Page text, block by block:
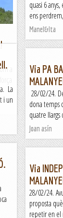
Bloc
a
quasi 6
ens
Manel&Ita
La
i un
Via PA
28/02/24.
dona temps
quatre
Joan asín
Via
28/02/24.
proposta
repetir en el